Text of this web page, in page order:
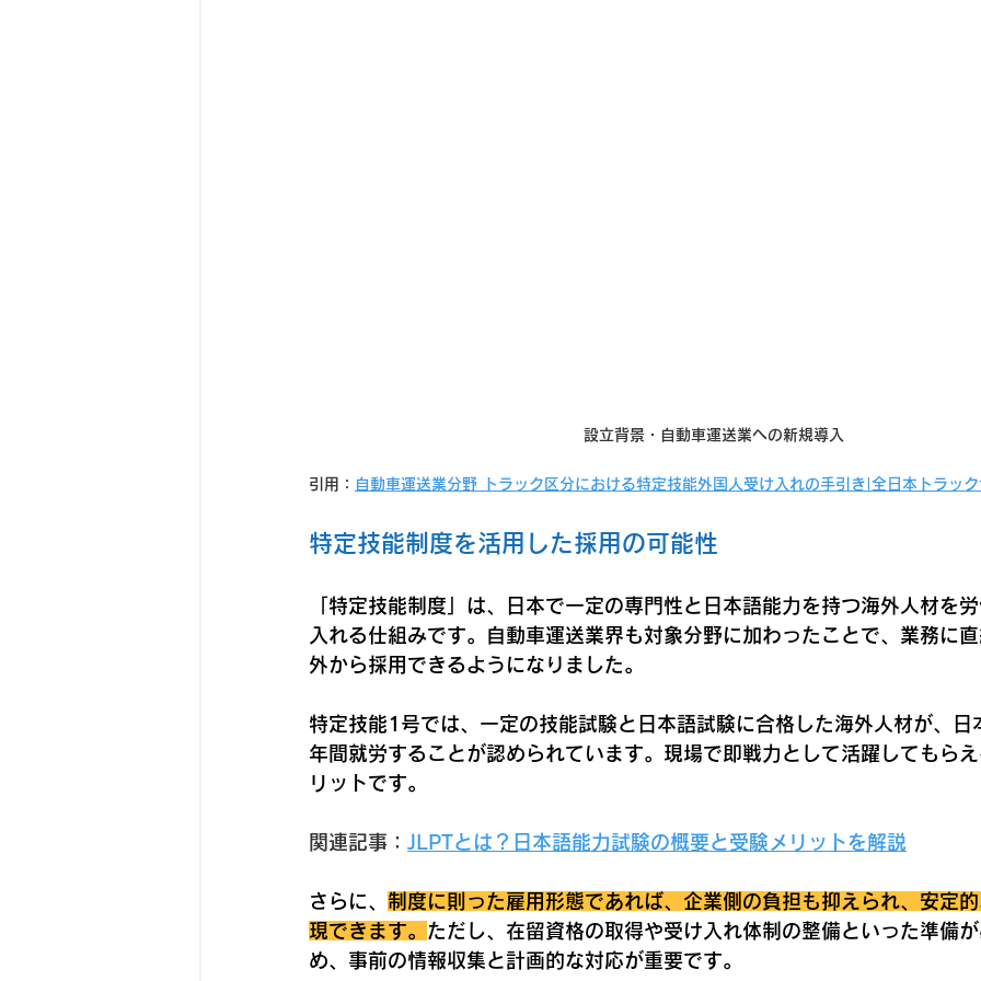
設立背景・自動車運送業への新規導入
引用： 自動車運送業分野 トラック区分における特定技能外国人受け入れの手引き|全日本トラッ
特定技能制度を活用した採用の可能性
「特定技能制度」は、日本で一定の専門性と日本語能力を持つ海外人材を
入れる仕組みです。自動車運送業界も対象分野に加わったことで、業務に
外から採用できるようになりました。
特定技能1号では、一定の技能試験と日本語試験に合格した海外人材が、日
年間就労することが認められています。現場で即戦力として活躍してもら
リットです。
関連記事： JLPTとは？日本語能力試験の概要と受験メリットを解説
さらに、 制度に則った雇用形態であれば、企業側の負担も抑えられ、安定
現できます。
ただし、在留資格の取得や受け入れ体制の整備といった準備
め、事前の情報収集と計画的な対応が重要です。